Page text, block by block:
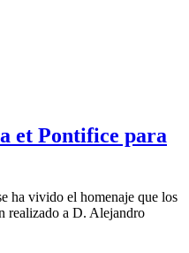
et Pontifice para
ha vivido el homenaje que los
realizado a D. Alejandro